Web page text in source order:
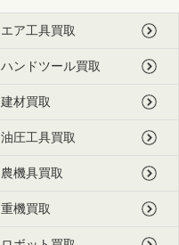
エア工具買取
ハンドツール買取
建材買取
油圧工具買取
農機具買取
重機買取